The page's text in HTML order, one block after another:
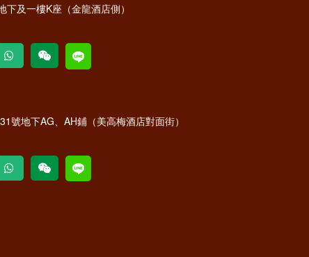
及一樓K座（金龍酒店側）
號地下AG、AH鋪（美高梅酒店對面街）